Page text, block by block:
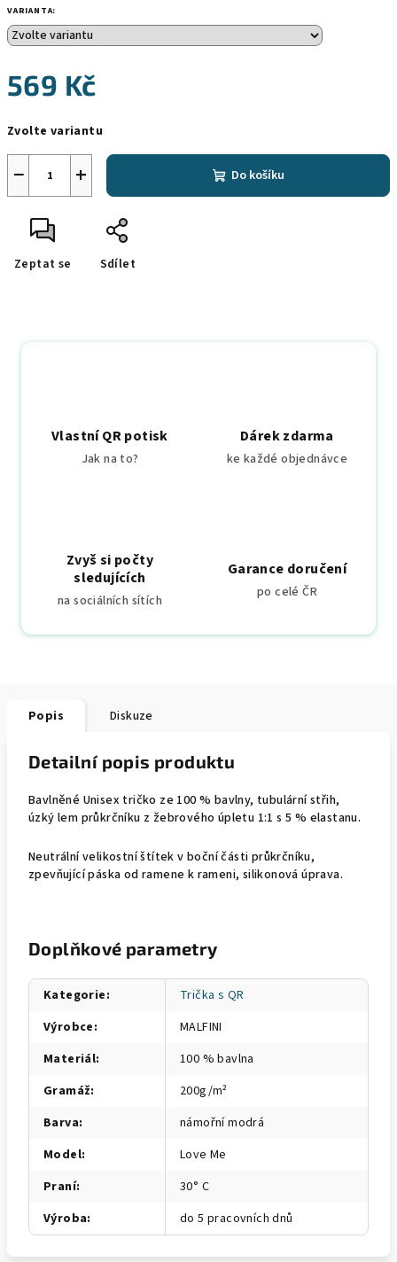
VARIANTA:
569 Kč
cena:
Zvolte variantu
+
− Do košíku
Zeptat se Sdílet
Vlastní QR potisk
Jak na to?
Dárek zdarma
ke každé objednávce
Zvyš si počty
sledujících
na sociálních sítích
Garance doručení
po celé ČR
Popis Diskuze
Detailní popis produktu
Bavlněné Unisex tričko ze 100 % bavlny, tubulární střih,
úzký lem průkrčníku z žebrového úpletu 1:1 s 5 % elastanu.
Neutrální velikostní štítek v boční části průkrčníku,
zpevňující páska od ramene k rameni, silikonová úprava.
Doplňkové parametry
Kategorie:
Trička s QR
Výrobce:
MALFINI
Materiál:
100 % bavlna
Gramáž:
200g/m²
Barva:
námořní modrá
Model:
Love Me
Praní:
30° C
Výroba: do 5 pracovních dnů